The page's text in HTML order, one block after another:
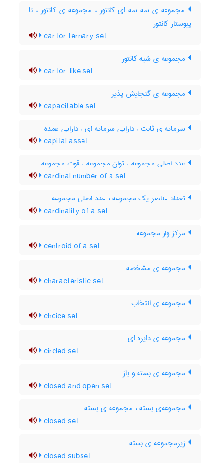
مجموعه ی سه سه ای کانتور ، مجموعه ی کانتور ، نا
پیوستار کانتور
cantor ternary set
مجموعه ی شبه کانتور
cantor-like set
مجموعه ی گنجایش پذیر
capacitable set
سرمایه ی ثابت ، دارایی سرمایه ای ، دارایی عمده
capital asset
عدد اصلی مجموعه ، توان مجموعه ، قوت مجموعه
cardinal number of a set
تعداد عناصر یک مجموعه ، عدد اصلی مجموعه
cardinality of a set
مرکز وار مجموعه
centroid of a set
مجموعه ی مشخصه
characteristic set
مجموعه ی انتخاب
choice set
مجموعه ی دایره ای
circled set
مجموعه ی بسته و باز
closed and open set
مجموعه‌ی بسته ، مجموعه ی بسته
closed set
زیرمجموعه ی بسته
closed subset